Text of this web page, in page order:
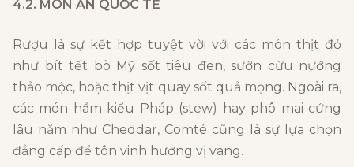
4.2. MÓN ĂN QUỐC TẾ
Rượu là sự kết hợp tuyệt vời với các món thịt đỏ
như bít tết bò Mỹ sốt tiêu đen, sườn cừu nướng
thảo mộc, hoặc thịt vịt quay sốt quả mọng. Ngoài ra,
các món hầm kiểu Pháp (stew) hay phô mai cứng
lâu năm như Cheddar, Comté cũng là sự lựa chọn
đẳng cấp để tôn vinh hương vị vang.